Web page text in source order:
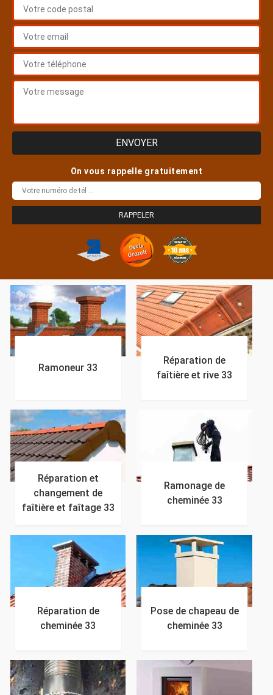
On vous rappelle gratuitement
Ramoneur 33
Réparation de
faîtière et rive 33
Réparation et
changement de
faîtière et faîtage 33
Ramonage de
cheminée 33
Réparation de
cheminée 33
Pose de chapeau de
cheminée 33